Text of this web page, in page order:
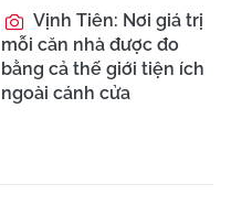
Vịnh Tiên: Nơi giá trị
mỗi căn nhà được đo
bằng cả thế giới tiện ích
ngoài cánh cửa